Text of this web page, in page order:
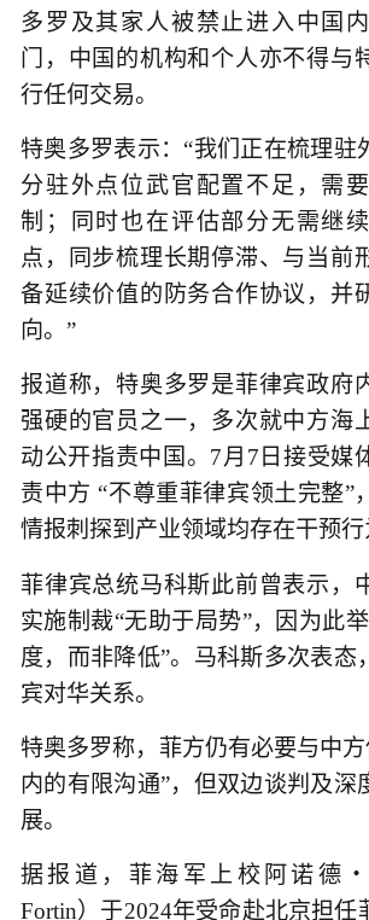
多罗及其家人被禁止进入中国
门，中国的机构和个人亦不得与
行任何交易。
特奥多罗表示：“我们正在梳理驻
分驻外点位武官配置不足，需
制；同时也在评估部分无需继
点，同步梳理长期停滞、与当前
备延续价值的防务合作协议，并
向。”
报道称，特奥多罗是菲律宾政府
强硬的官员之一，多次就中方海
动公开指责中国。7月7日接受媒
责中方 “不尊重菲律宾领土完整”
情报刺探到产业领域均存在干预行
菲律宾总统马科斯此前曾表示，
实施制裁“无助于局势”，因为此
度，而非降低”。马科斯多次表态
宾对华关系。
特奥多罗称，菲方仍有必要与中方
内的有限沟通”，但双边谈判及深
展。
据报道，菲海军上校阿诺德
Fortin）于2024年受命赴北京担任